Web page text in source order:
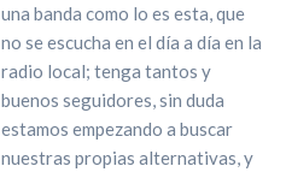
una banda como lo es esta, que
no se escucha en el día a día en la
radio local; tenga tantos y
buenos seguidores, sin duda
estamos empezando a buscar
nuestras propias alternativas, y